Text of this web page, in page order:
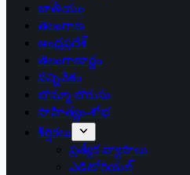
జాతీయం
తెలంగాణ
ఆంధ్రప్రదేశ్
తెలంగాణార్థం
సన్నివేశం
బొమ్మా బొరుసు
సాహిత్యం-శోభ
శీర్షికలు
ప్రత్యేక వ్యాసాలు
ఎడిటోరియల్